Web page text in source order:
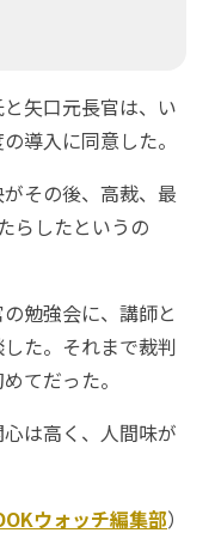
矢口元長官は、い
導入に同意した。
その後、高裁、最
らしたというの
勉強会に、講師と
た。それまで裁判
てだった。
は高く、人間味が
ウォッチ編集部）